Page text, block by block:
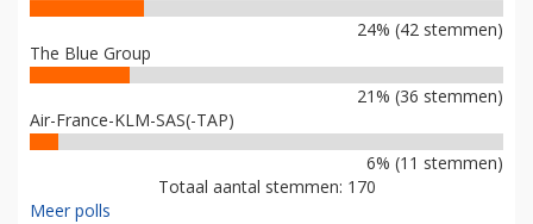
24% (42 stemmen)
The Blue Group
21% (36 stemmen)
Air-France-KLM-SAS(-TAP)
6% (11 stemmen)
Totaal aantal stemmen: 170
Meer polls